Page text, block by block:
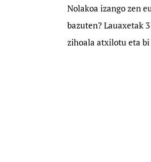
Nolakoa izango zen
bazuten? Lauaxetak
zihoala atxilotu eta